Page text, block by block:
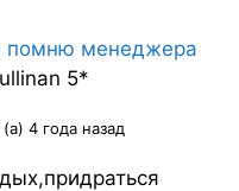
помню менеджера
5*
4 года назад